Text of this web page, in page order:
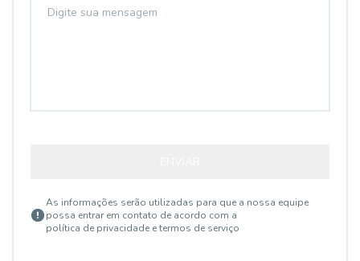
As informações serão utilizadas para que a nossa equipe
possa entrar em contato de acordo com a
política de privacidade e termos de serviço